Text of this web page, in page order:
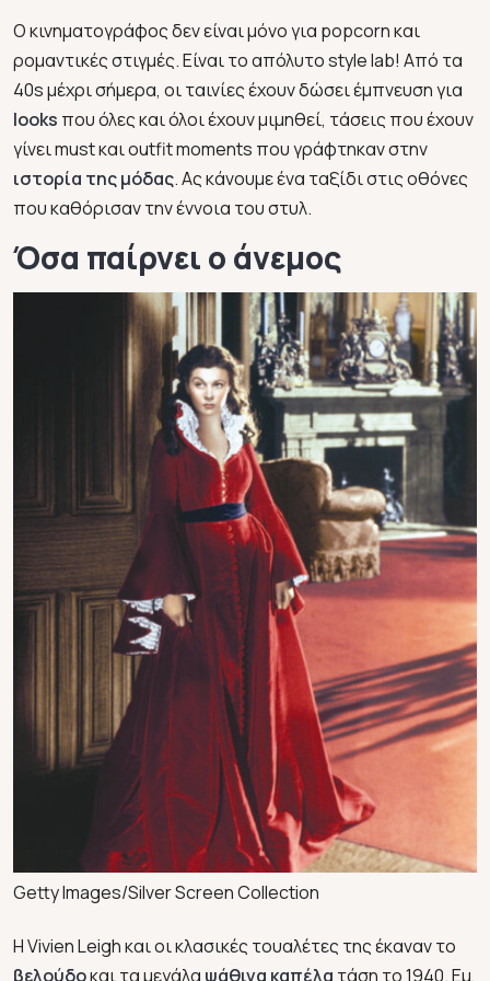
Ο κινηματογράφος δεν είναι μόνο για popcorn και
ρομαντικές στιγμές. Είναι το απόλυτο style lab! Από τα
40s μέχρι σήμερα, οι ταινίες έχουν δώσει έμπνευση για
looks που όλες και όλοι έχουν μιμηθεί, τάσεις που έχουν
γίνει must και outfit moments που γράφτηκαν στην
ιστορία της μόδας. Ας κάνουμε ένα ταξίδι στις οθόνες
που καθόρισαν την έννοια του στυλ.
Όσα παίρνει ο άνεμος
Getty Images/Silver Screen Collection
Η Vivien Leigh και οι κλασικές τουαλέτες της έκαναν το
βελούδοκαι τα μεγάλα ψάθινα καπέλα τάση το 1940. Εμ,